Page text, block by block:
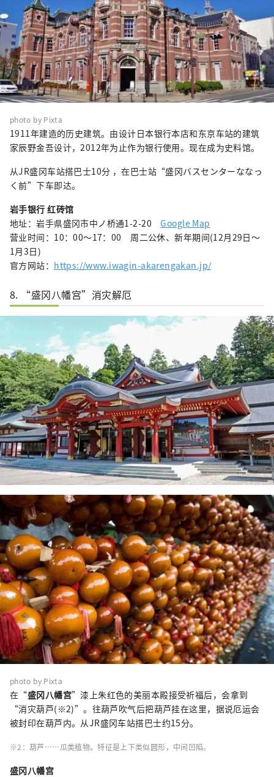
photo by Pixta
1911年建造的历史建筑。由设计日本银行本店和东京车站的建筑
家辰野金吾设计，2012年为止作为银行使用。现在成为史料馆。
从JR盛冈车站搭巴士10分 ，在巴士站“盛冈バスセンターななっ
く前”下车即达。
岩手银行 红砖馆
地址：岩手県盛冈市中ノ桥通1-2-20Google Map
营业时间：10：00～17：00 周二公休、新年期间(12月29日〜
1月3日)
官方网站： https://www.iwagin-akarengakan.jp/
8. “盛冈八幡宫”消灾解厄
photo by Pixta
在“盛冈八幡宫”漆上朱红色的美丽本殿接受祈福后，会拿到
“消灾葫芦(※2)”。往葫芦吹气后把葫芦挂在这里，据说厄运会
被封印在葫芦内。从JR盛冈车站搭巴士约15分。
※2：葫芦……瓜类植物。特征是上下类似圆形，中间凹陷。
盛冈八幡宫